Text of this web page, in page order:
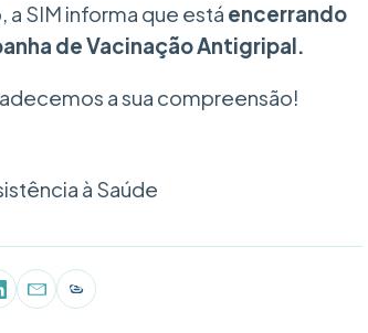
SIM informa que está encerrando
de Vacinação Antigripal.
a sua compreensão!
à Saúde
E-mailCopiar link